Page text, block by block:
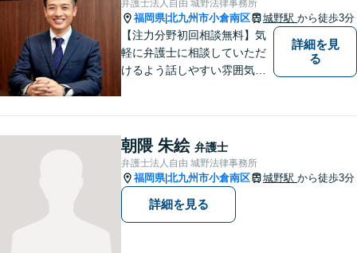
弁護士法人自由 城野法律事務所
福岡県|北九州市小倉南区 城野駅 から徒歩3分
【注力分野初回相談無料】気
軽に弁護士に相談していただ
けるよう話しやすい雰囲気を
ば、些細なことでもお気軽に
お問い合わせください。
詳細を見
る
朝隈 朱絵 弁護士
弁護士法人自由 城野法律事務所
福岡県|北九州市小倉南区 城野駅 から徒歩3分
詳細を見る